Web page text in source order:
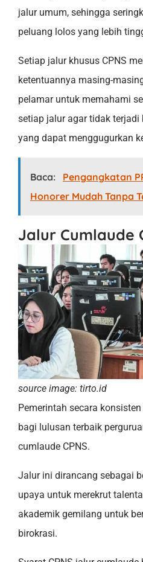
jalur umum, sehingga
peluang lolos yang lebih
Setiap jalur khusus CPNS
ketentuannya masing-
pelamar untuk memahami
setiap jalur agar tidak
yang dapat menggugurkan
Baca:
Pengangkatan
Honorer Mudah Tanpa
Jalur Cumlaude
source image: tirto.id
Pemerintah secara
bagi lulusan terbaik
cumlaude CPNS.
Jalur ini dirancang sebagai
upaya untuk merekrut
akademik gemilang untuk
birokrasi.